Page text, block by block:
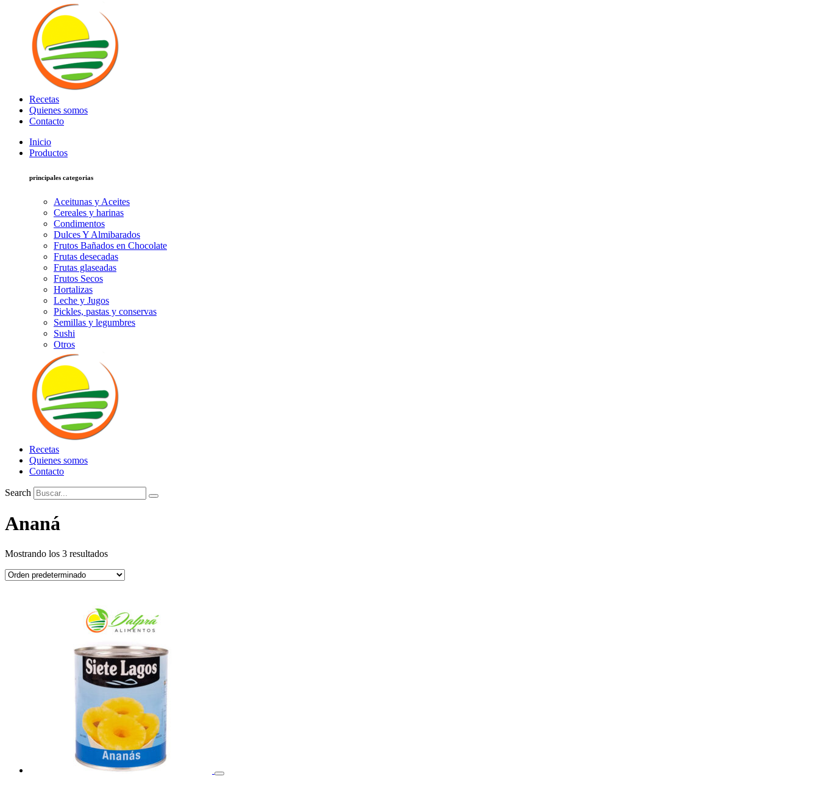
Recetas
Quienes somos
Contacto
Inicio
Productos
principales categorias
Aceitunas y Aceites
Cereales y harinas
Condimentos
Dulces Y Almibarados
Frutos Bañados en Chocolate
Frutas desecadas
Frutas glaseadas
Frutos Secos
Hortalizas
Leche y Jugos
Pickles, pastas y conservas
Semillas y legumbres
Sushi
Otros
Recetas
Quienes somos
Contacto
Search
Ananá
Mostrando los 3 resultados